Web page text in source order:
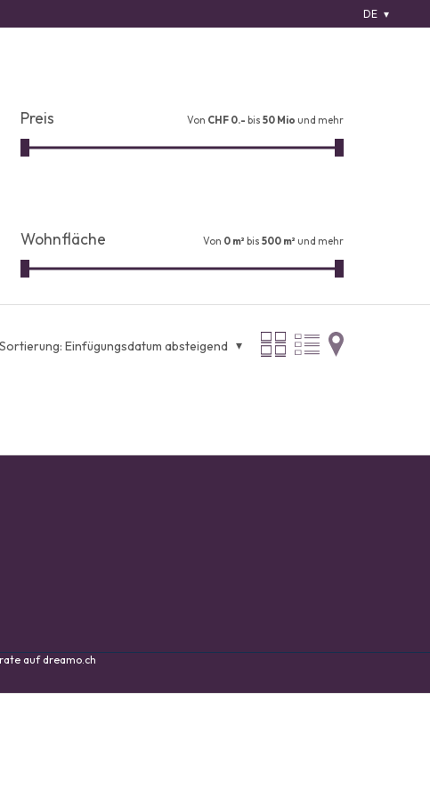
DE
Preis Von CHF 0.- bis 50 Mio und mehr
Wohnfläche Von 0 m² bis 500 m² und mehr
Sortierung: Einfügungsdatum absteigend
auf dreamo.ch